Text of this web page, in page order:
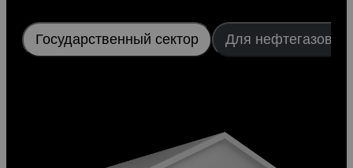
Государственный сектор Для нефтегазовой